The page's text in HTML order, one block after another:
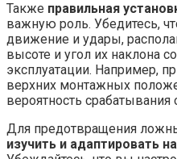
Также правильная
важную роль. Убедитесь,
движение и удары,
высоте и угол их наклона
эксплуатации. Например,
верхних монтажных
вероятность
Для предотвращения
изучить и адаптировать